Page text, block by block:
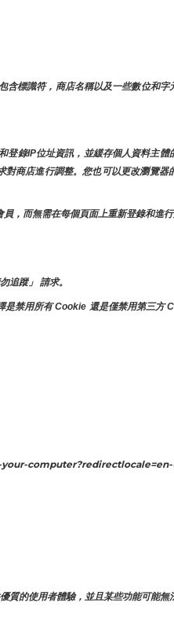
標識符，商店名稱以及一些數位和
錄IP位址資訊，並緩存個人資料主
商店進行調整。您也可以更改瀏覽器
，而無需在每個頁面上重新登錄和進行
追蹤」 請求。
禁用所有 Cookie 還是僅禁用第三方
的使用者體驗，並且某些功能可能無